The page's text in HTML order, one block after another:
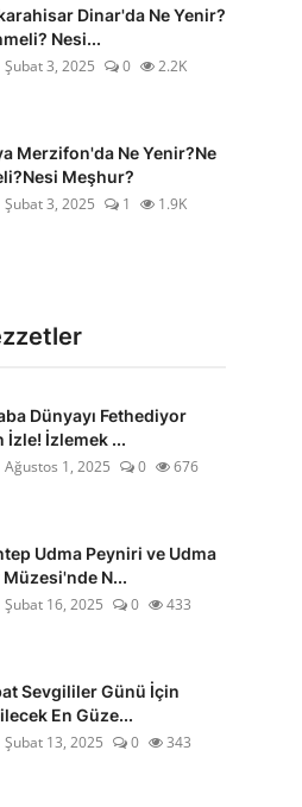
Dinar'da Ne Yenir?
Nesi...
Şubat 3, 2025 0 2.2K
Merzifon'da Ne Yenir?Ne
Meşhur?
Şubat 3, 2025 1 1.9K
Dünyayı Fethediyor
İzle! İzlemek ...
Ağustos 1, 2025 0 676
Udma Peyniri ve Udma
N...
Şubat 16, 2025 0 433
Sevgililer Günü İçin
En Güze...
Şubat 13, 2025 0 343